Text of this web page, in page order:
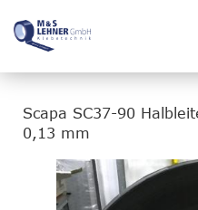
Scapa SC37-90
0,13 mm